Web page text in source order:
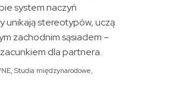
system naczyń
unikają stereotypów, uczą
zachodnim sąsiadem –
dla partnera.
, Studia międzynarodowe,